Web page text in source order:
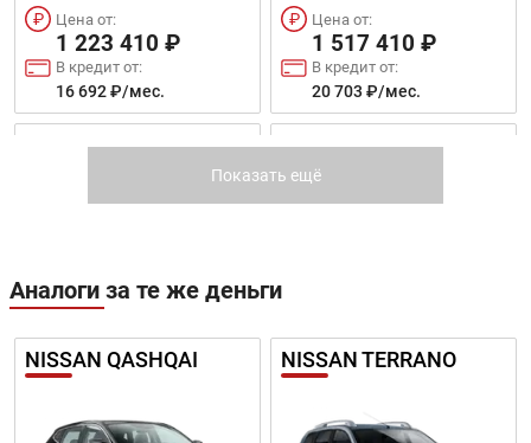
Цена от:
1 223 410 ₽
В кредит от:
16 692 ₽/мес.
Цена от:
1 517 410 ₽
В кредит от:
20 703 ₽/мес.
SONATA
Цена от:
2 538 410 ₽
В кредит от:
ELANTRA 2021
Цена от:
1 834 410 ₽
В кредит от:
Показать ещё
Аналоги за те же деньги
NISSAN QASHQAI NISSAN TERRANO